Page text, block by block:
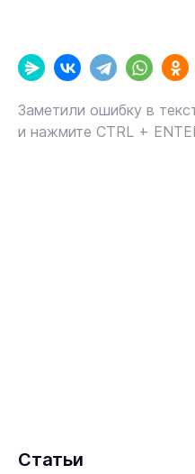
Заметили ошибку в
и нажмите CTRL +
Статьи